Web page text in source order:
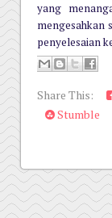
yang
mengesahkan
penyelesaian
Share This:
Stumble